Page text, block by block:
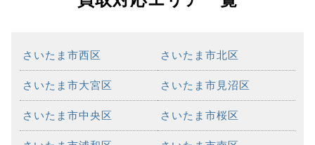
さいたま市西区 さいたま市北区
さいたま市大宮区 さいたま市見沼区
さいたま市中央区 さいたま市桜区